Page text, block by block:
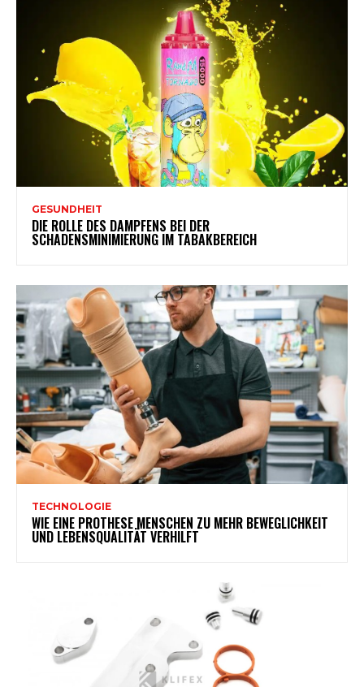
GESUNDHEIT
DIE ROLLE DES DAMPFENS BEI DER
SCHADENSMINIMIERUNG IM TABAKBEREICH
TECHNOLOGIE
WIE EINE PROTHESE MENSCHEN ZU MEHR BEWEGLICHKEIT
UND LEBENSQUALITÄT VERHILFT